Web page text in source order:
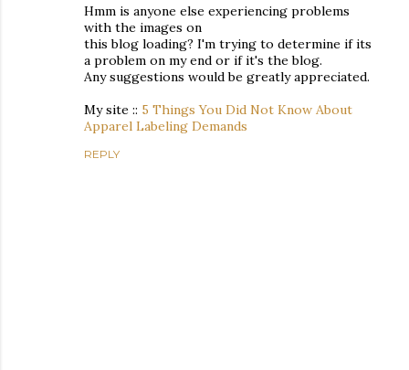
Hmm is anyone else experiencing problems
with the images on
this blog loading? I'm trying to determine if its
a problem on my end or if it's the blog.
Any suggestions would be greatly appreciated.
My site :: 5 Things You Did Not Know About
Apparel Labeling Demands
REPLY